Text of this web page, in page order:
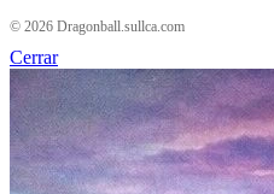
© 2026 Dragonball.sullca.com
Cerrar